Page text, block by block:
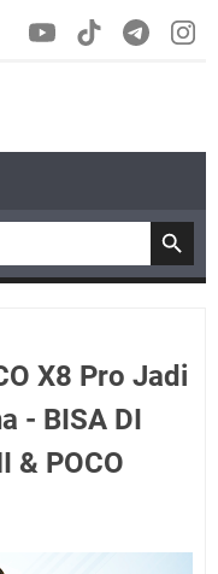
X8 Pro Jadi
- BISA DI
& POCO